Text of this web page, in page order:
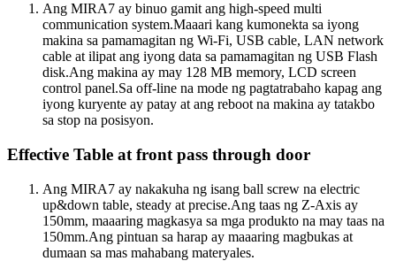
Ang MIRA7 ay binuo gamit ang high-speed multi
communication system.Maaari kang kumonekta sa iyong
makina sa pamamagitan ng Wi-Fi, USB cable, LAN network
cable at ilipat ang iyong data sa pamamagitan ng USB Flash
disk.Ang makina ay may 128 MB memory, LCD screen
control panel.Sa off-line na mode ng pagtatrabaho kapag ang
iyong kuryente ay patay at ang reboot na makina ay tatakbo
sa stop na posisyon.
Effective Table at front pass through door
Ang MIRA7 ay nakakuha ng isang ball screw na electric
up&down table, steady at precise.Ang taas ng Z-Axis ay
150mm, maaaring magkasya sa mga produkto na may taas na
150mm.Ang pintuan sa harap ay maaaring magbukas at
dumaan sa mas mahabang materyales.